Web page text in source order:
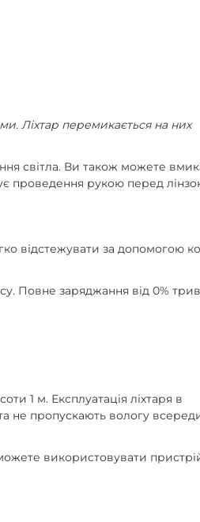
Ліхтар перемикається на них
світла. Ви також можете
проведення рукою перед
відстежувати за допомогою
Повне заряджання від 0%
1 м. Експлуатація ліхтаря в
не пропускають вологу
використовувати